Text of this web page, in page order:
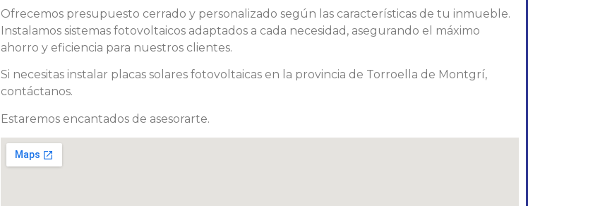
Ofrecemos presupuesto cerrado y personalizado según las características de tu inmueble.
Instalamos sistemas fotovoltaicos adaptados a cada necesidad, asegurando el máximo
ahorro y eficiencia para nuestros clientes.
Si necesitas instalar placas solares fotovoltaicas en la provincia de Torroella de Montgrí,
contáctanos.
Estaremos encantados de asesorarte.